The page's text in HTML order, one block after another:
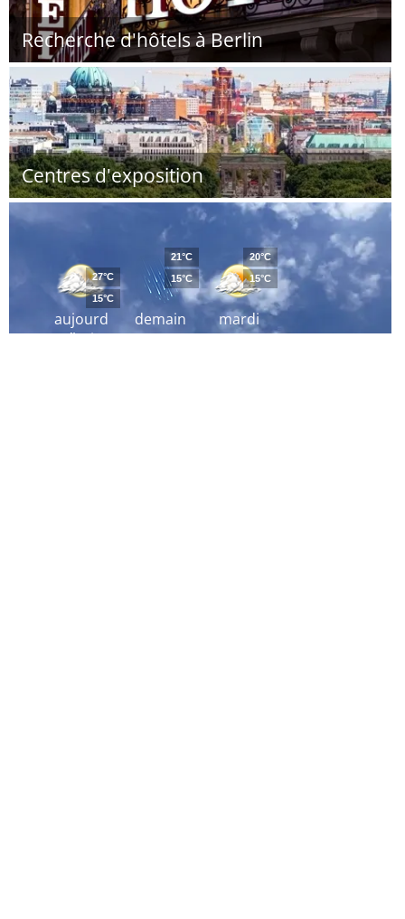
Recherche d'hôtels à Berlin
Centres d'exposition
aujourd
´hui
27°C
15°C
demain
21°C
15°C
mardi
20°C
15°C